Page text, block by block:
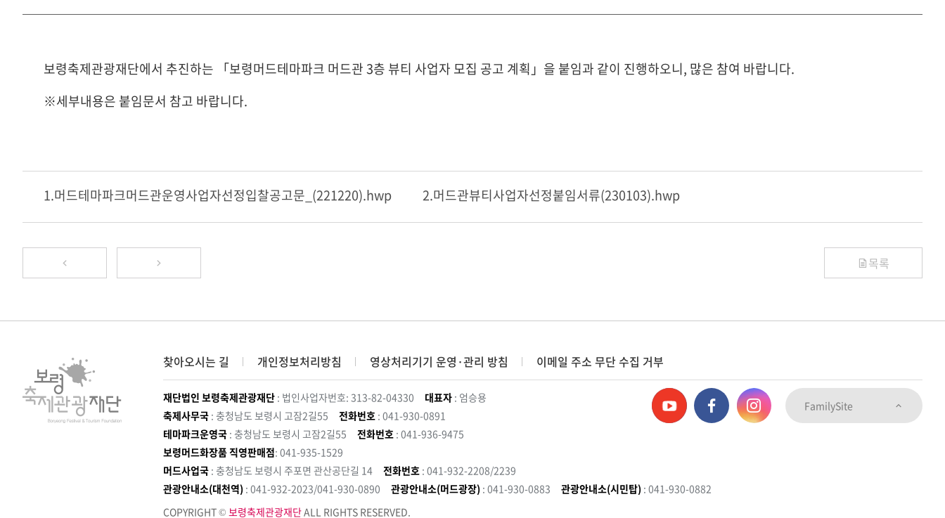
보령축제관광재단에서 추진하는 「보령머드테마파크 머드관 3층 뷰티 사업자 모집 공고 계획」을 붙임과 같이 진행하오니, 많은 참여 바랍니다.
※세부내용은 붙임문서 참고 바랍니다.
1.머드테마파크머드관운영사업자선정입찰공고문_(221220).hwp 2.머드관뷰티사업자선정붙임서류(230103).hwp
목록
찾아오시는 길 개인정보처리방침 영상처리기기 운영·관리 방침 이메일 주소 무단 수집 거부
재단법인 보령축제관광재단 : 법인사업자번호: 313-82-04330 대표자 : 엄승용
축제사무국 : 충청남도 보령시 고잠2길55 전화번호 : 041-930-0891
테마파크운영국 : 충청남도 보령시 고잠2길55 전화번호 : 041-936-9475
보령머드화장품 직영판매점: 041-935-1529
머드사업국 : 충청남도 보령시 주포면 관산공단길 14 전화번호 : 041-932-2208/2239
관광안내소(대천역) : 041-932-2023/041-930-0890 관광안내소(머드광장) : 041-930-0883 관광안내소(시민탑) : 041-930-0882
COPYRIGHT © 보령축제관광재단ALL RIGHTS RESERVED.
FamilySite